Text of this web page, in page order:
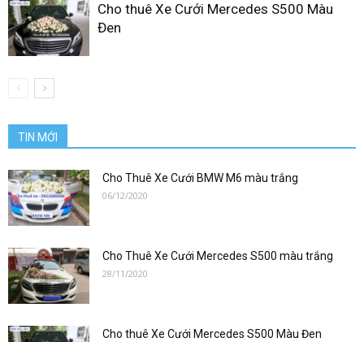
Cho thuê Xe Cưới Mercedes S500 Màu
Đen
TIN MỚI
Cho Thuê Xe Cưới BMW M6 màu trắng
06/12/2020
Cho Thuê Xe Cưới Mercedes S500 màu trắng
28/11/2020
Cho thuê Xe Cưới Mercedes S500 Màu Đen